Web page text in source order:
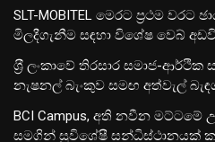
SLT-MOBITEL මෙරට ප්‍රථම වරට
මිලදීගැනීම සඳහා විශේෂ වෙබ්
ශ‍්‍රී ලංකාවේ තිරසාර සමාජ-ආර්ථික
නැෂනල් බැංකුව සමඟ අත්වැල්
BCI Campus, අති නවීන මට්ටමේ
සමගින් සුවිශේෂී සන්ධිස්ථානයක්